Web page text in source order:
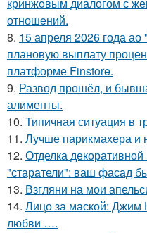
кринжoвым диалогом с
отношeний.
8. 15 апреля 2026 года
плановую выплату
платформе Finstore.
9. Развод прошёл, и
алименты.
10. Типичная ситуация в
11. Лучше парикмахера и
12. Отделка
"старатели": ваш фасад
13. Взгляни на мои
14. Лицо за маской: Джим
любви ….